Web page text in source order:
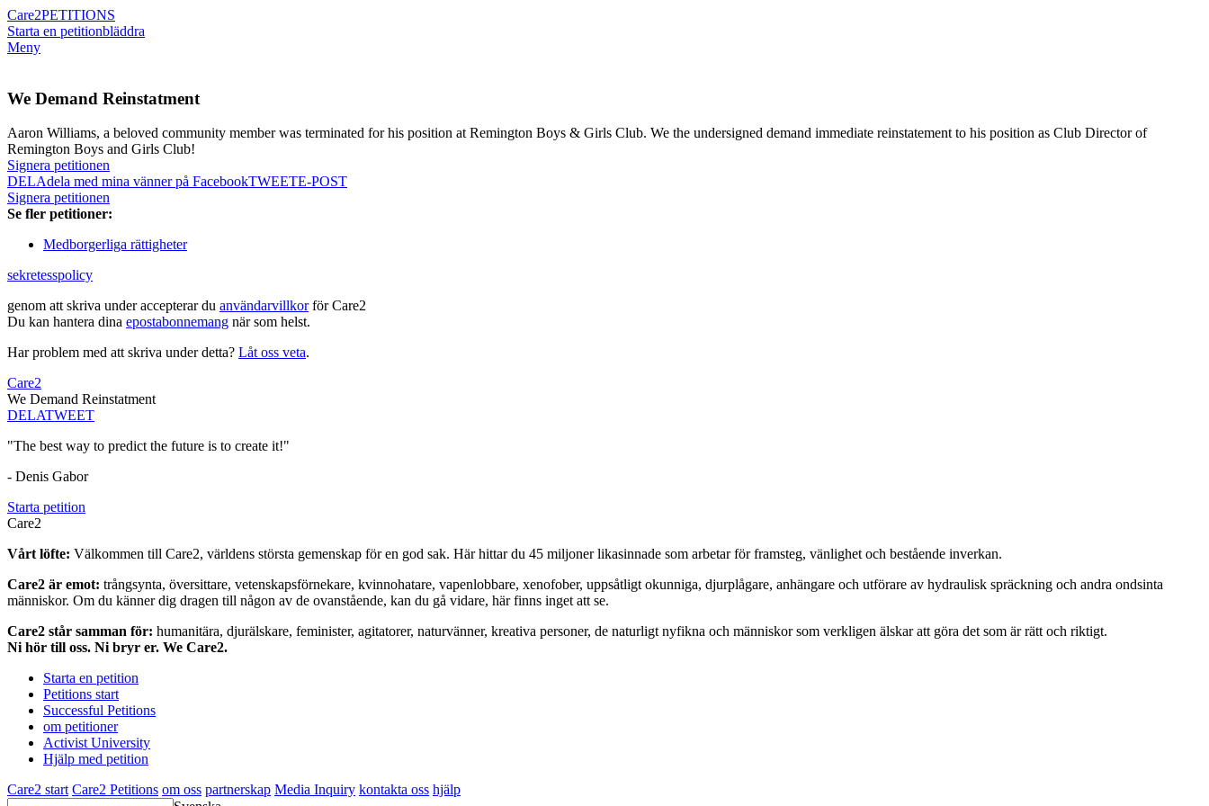
Care2PETITIONS
Starta en petitionbläddra
Meny
We Demand Reinstatment
Aaron Williams, a beloved community member was terminated for his position at Remington Boys & Girls Club. We the undersigned demand immediate reinstatement to his position as Club Director of
Remington Boys and Girls Club!
Signera petitionen
DELAdela med mina vänner på FacebookTWEETE-POST
Signera petitionen
Se fler petitioner:
Medborgerliga rättigheter
sekretesspolicy
genom att skriva under accepterar du användarvillkorför Care2
Du kan hantera dina epostabonnemang när som helst.
Har problem med att skriva under detta? Låt oss veta.
Care2
We Demand Reinstatment
DELATWEET
"The best way to predict the future is to create it!"
- Denis Gabor
Starta petition
Care2
Vårt löfte: Välkommen till Care2, världens största gemenskap för en god sak. Här hittar du 45 miljoner likasinnade som arbetar för framsteg, vänlighet och bestående inverkan.
Care2 är emot: trångsynta, översittare, vetenskapsförnekare, kvinnohatare, vapenlobbare, xenofober, uppsåtligt okunniga, djurplågare, anhängare och utförare av hydraulisk spräckning och andra ondsinta
människor. Om du känner dig dragen till någon av de ovanstående, kan du gå vidare, här finns inget att se.
Care2 står samman för: humanitära, djurälskare, feminister, agitatorer, naturvänner, kreativa personer, de naturligt nyfikna och människor som verkligen älskar att göra det som är rätt och riktigt.
Ni hör till oss. Ni bryr er. We Care2.
Starta en petition
Petitions start
Successful Petitions
om petitioner
Activist University
Hjälp med petition
Care2 start Care2 Petitions om oss partnerskap Media Inquiry kontakta oss hjälp